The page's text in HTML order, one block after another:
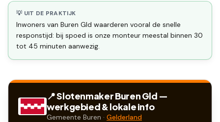
💡 UIT DE PRAKTIJK
Inwoners van Buren Gld waarderen vooral de snelle
responstijd: bij spoed is onze monteur meestal binnen 30
tot 45 minuten aanwezig.
📍 SlotenmakerBuren Gld —
werkgebied & lokale info
Gemeente Buren · Gelderland